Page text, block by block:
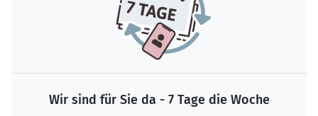
Wir sind für Sie da - 7 Tage die Woche